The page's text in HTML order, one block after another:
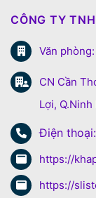
CÔNG TY
Văn
CN Cần
Lợi,
Điện thoại:
https://
https://